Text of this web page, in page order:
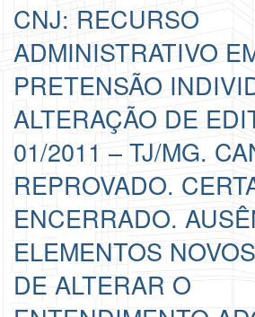
CNJ: RECURSO
ADMINISTRATIVO
PRETENSÃO
ALTERAÇÃO DE
01/2011 – TJ/MG.
REPROVADO.
ENCERRADO.
ELEMENTOS
DE ALTERAR O